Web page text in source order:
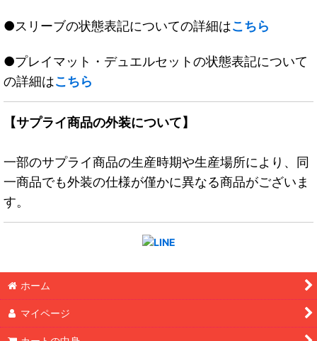
●スリーブの状態表記についての詳細はこちら
●プレイマット・デュエルセットの状態表記について
の詳細はこちら
【サプライ商品の外装について】
一部のサプライ商品の生産時期や生産場所により、同
一商品でも外装の仕様が僅かに異なる商品がございま
す。
ホーム
マイページ